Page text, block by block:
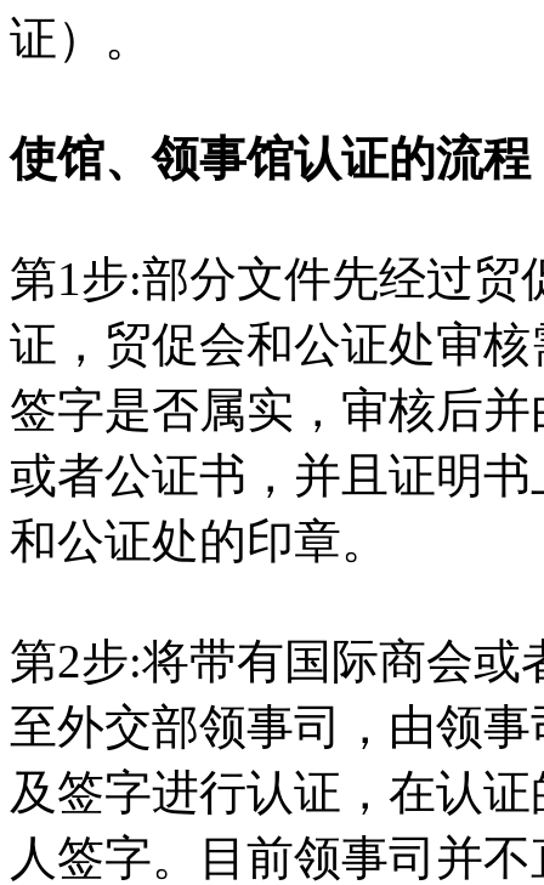
证）。
使馆、领事馆认证的流程
第1步:部分文件先经过
证，贸促会和公证处审
签字是否属实，审核后
或者公证书，并且证明
和公证处的印章。
第2步:将带有国际商会
至外交部领事司，由领
及签字进行认证，在认
人签字。目前领事司并